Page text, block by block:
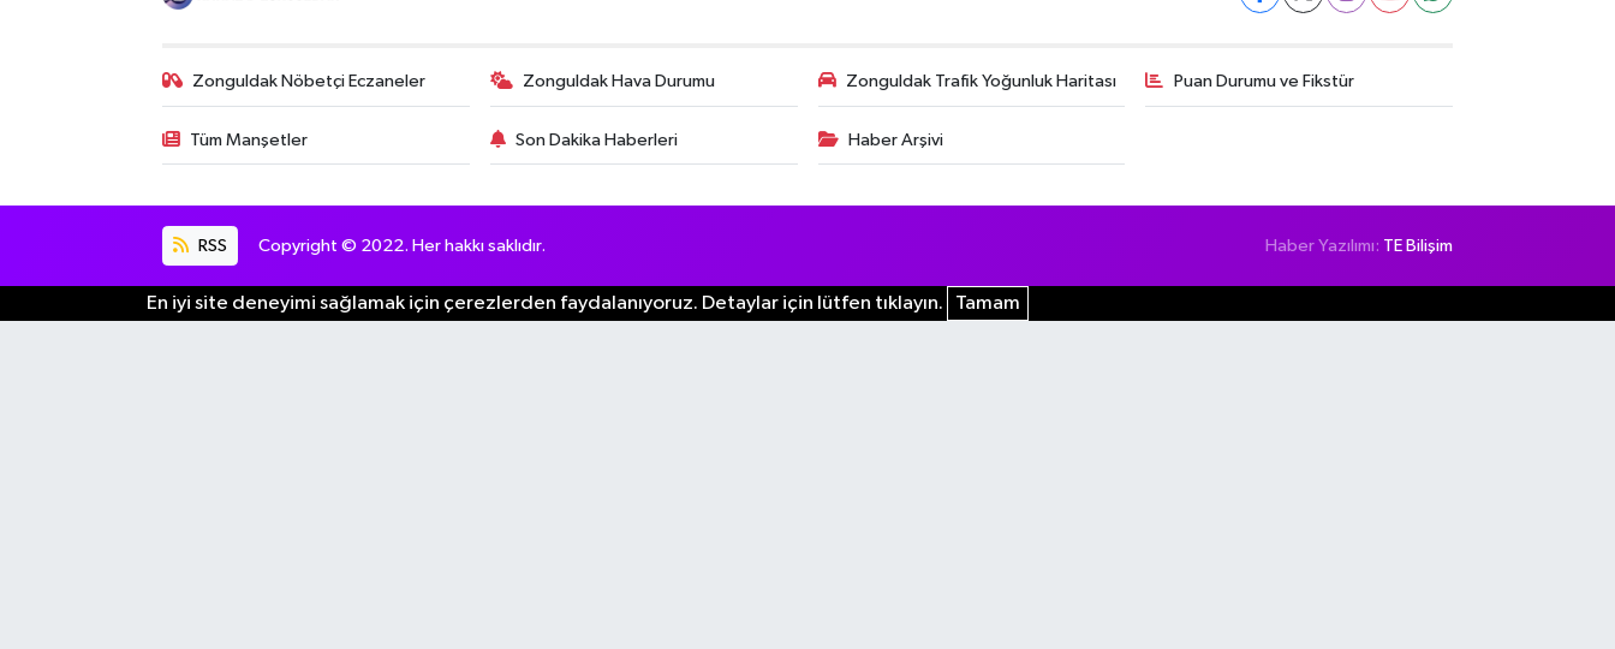
Zonguldak Nöbetçi Eczaneler Zonguldak Hava Durumu Zonguldak Trafik Yoğunluk Haritası Puan Durumu ve Fikstür
Tüm Manşetler Son Dakika Haberleri Haber Arşivi
RSS Copyright © 2022. Her hakkı saklıdır. Haber Yazılımı: TE Bilişim
En iyi site deneyimi sağlamak için çerezlerden faydalanıyoruz. Detaylar için lütfen tıklayın. Tamam